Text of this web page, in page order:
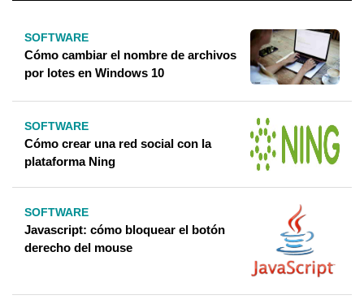
SOFTWARE
Cómo cambiar el nombre de archivos
por lotes en Windows 10
SOFTWARE
Cómo crear una red social con la
plataforma Ning
SOFTWARE
Javascript: cómo bloquear el botón
derecho del mouse